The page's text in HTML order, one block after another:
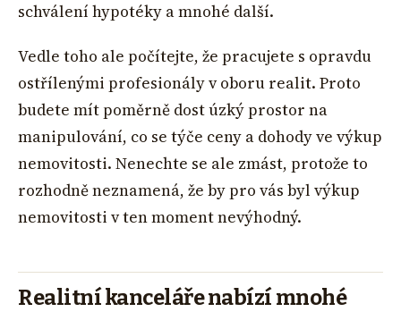
schválení hypotéky a mnohé další.
Vedle toho ale počítejte, že pracujete s opravdu
ostřílenými profesionály v oboru realit. Proto
budete mít poměrně dost úzký prostor na
manipulování, co se týče ceny a dohody ve výkup
nemovitosti. Nenechte se ale zmást, protože to
rozhodně neznamená, že by pro vás byl výkup
nemovitosti v ten moment nevýhodný.
Realitní kanceláře nabízí mnohé